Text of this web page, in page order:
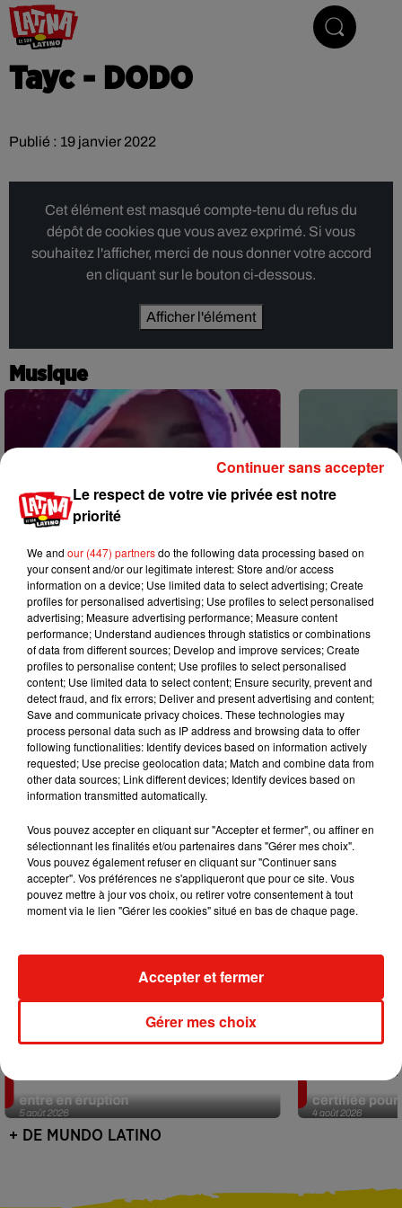
Tayc - DODO
Publié : 19 janvier 2022
Cet élément est masqué compte-tenu du refus du
dépôt de cookies que vous avez exprimé. Si vous
souhaitez l'afficher, merci de nous donner votre accord
en cliquant sur le bouton ci-dessous.
Afficher l'élément
Musique
6 août 2026
Karol G dévoile la tracklist de son
nouvel album… avec des invités...
5 août 2026
Benny
Becky G sur
+ DE MUSIQUE
Mundo Latino
5 août 2026
Au Guatemala, le volcan de Fuego
entre en éruption
4 août 2026
Au Portugal,
certifiée pour
+ DE MUNDO LATINO
Le respect de votre vie privée est notre
priorité
We and our (447) partnersdo the following data processing based on
your consent and/or our legitimate interest: Store and/or access
information on a device; Use limited data to select advertising; Create
profiles for personalised advertising; Use profiles to select personalised
advertising; Measure advertising performance; Measure content
performance; Understand audiences through statistics or combinations
of data from different sources; Develop and improve services; Create
profiles to personalise content; Use profiles to select personalised
content; Use limited data to select content; Ensure security, prevent and
detect fraud, and fix errors; Deliver and present advertising and content;
Save and communicate privacy choices. These technologies may
process personal data such as IP address and browsing data to offer
following functionalities: Identify devices based on information actively
requested; Use precise geolocation data; Match and combine data from
other data sources; Link different devices; Identify devices based on
information transmitted automatically.
Vous pouvez accepter en cliquant sur "Accepter et fermer", ou affiner en
sélectionnant les finalités et/ou partenaires dans "Gérer mes choix".
Vous pouvez également refuser en cliquant sur "Continuer sans
accepter". Vos préférences ne s'appliqueront que pour ce site. Vous
pouvez mettre à jour vos choix, ou retirer votre consentement à tout
moment via le lien "Gérer les cookies" situé en bas de chaque page.
Gérer mes choix
Accepter et fermer
Continuer sans accepter